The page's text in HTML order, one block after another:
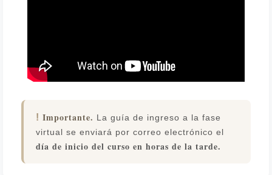
! Importante. La guía de ingreso a la fase
virtual se enviará por correo electrónico el
día de inicio del curso en horas de la tarde.